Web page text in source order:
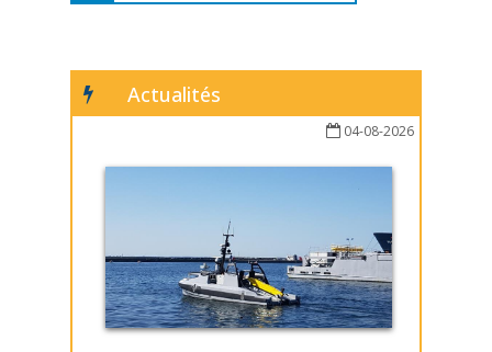
Actualités
04-08-2026